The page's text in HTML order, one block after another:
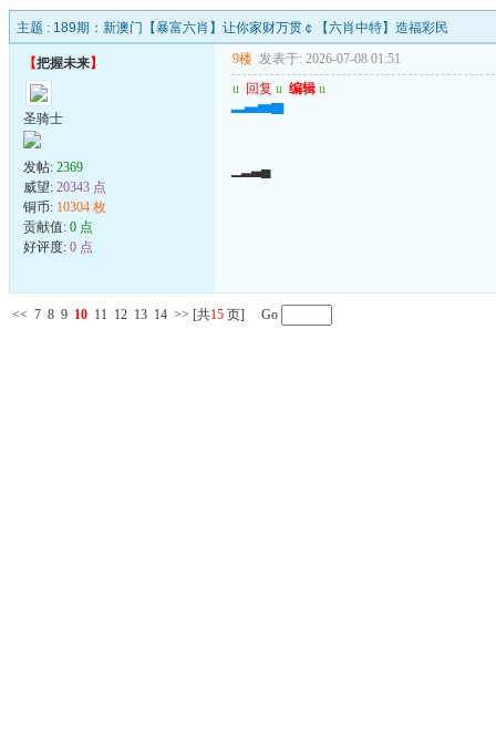
主题 : 189期：新澳门【暴富六肖】让你家财万贯￠【六肖中特】造福彩民
【把握未来】
圣骑士
发帖: 2369
威望: 20343 点
铜币: 10304 枚
贡献值: 0 点
好评度: 0 点
9楼 发表于: 2026-07-08 01:51
u 回复 u 编辑 u
▁▂▃▄
▁▂▃▄
<< 7 8 9 10 11 12 13 14 >> [共15 页] Go